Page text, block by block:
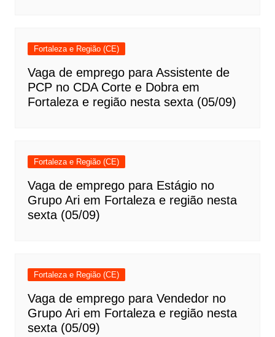
Fortaleza e Região (CE)
Vaga de emprego para Assistente de
PCP no CDA Corte e Dobra em
Fortaleza e região nesta sexta (05/09)
Fortaleza e Região (CE)
Vaga de emprego para Estágio no
Grupo Ari em Fortaleza e região nesta
sexta (05/09)
Fortaleza e Região (CE)
Vaga de emprego para Vendedor no
Grupo Ari em Fortaleza e região nesta
sexta (05/09)